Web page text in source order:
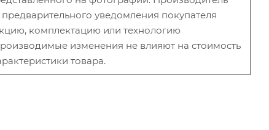
уведомления покупателя
комплектацию или технологию
изменения не влияют на стоимость
товара.